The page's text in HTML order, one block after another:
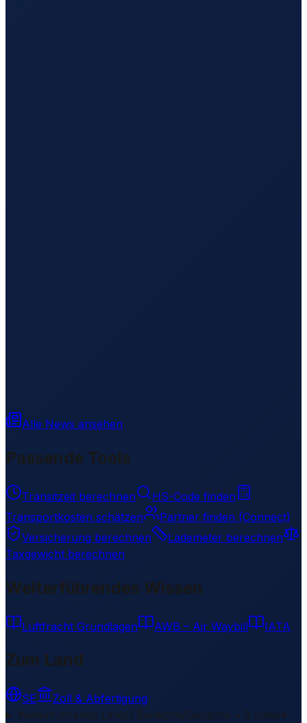
Alle News ansehen
Passende Tools
Transitzeit berechnen
HS-Code finden
Transportkosten schätzen
Partner finden (Connect)
Versicherung berechnen
Lademeter berechnen
Taxgewicht berechnen
Weiterführendes Wissen
Luftfracht Grundlagen AWB – Air Waybill IATA
Zum Land
SE
Zoll & Abfertigung
Weiterführende Links1 Bereiche/Sections • 8 Links▾